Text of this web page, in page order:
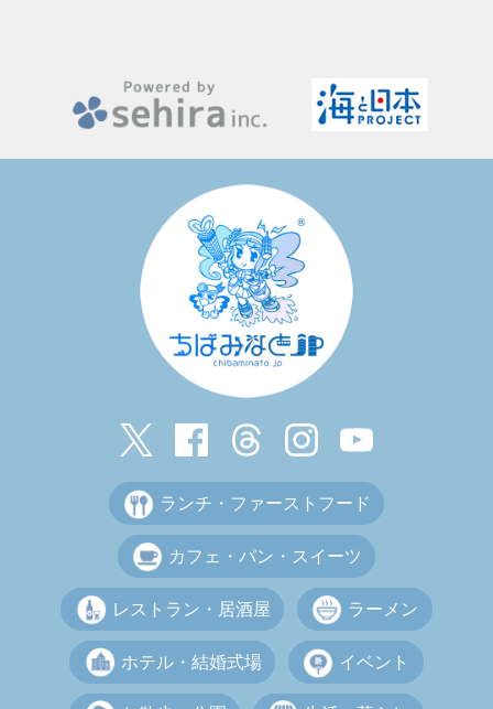
ランチ・ファーストフード
カフェ・パン・スイーツ
レストラン・居酒屋 ラーメン
ホテル・結婚式場 イベント